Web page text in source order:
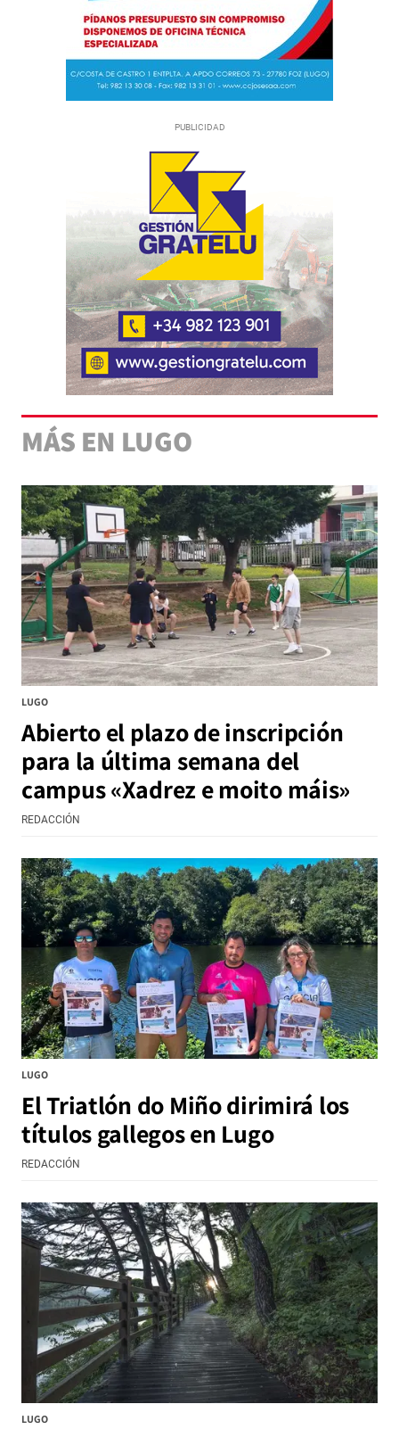
MÁS EN LUGO
LUGO
Abierto el plazo de inscripción
para la última semana del
campus «Xadrez e moito máis»
REDACCIÓN
LUGO
El Triatlón do Miño dirimirá los
títulos gallegos en Lugo
REDACCIÓN
LUGO